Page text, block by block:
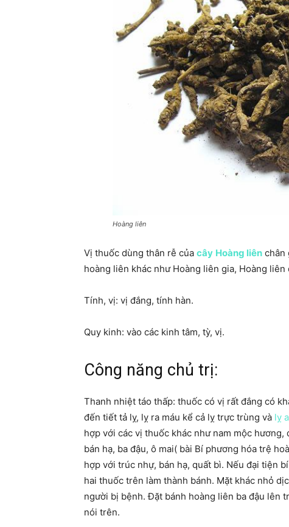
Hoàng liên
Vị thuốc dùng thân rễ của cây Hoàng liên chân
hoàng liên khác như Hoàng liên gia, Hoàng
Tính, vị: vị đắng, tính hàn.
Quy kinh: vào các kinh tâm, tỳ, vị.
Công năng chủ trị:
Thanh nhiệt táo thấp: thuốc có vị rất đắng có
đến tiết tả lỵ, lỵ ra máu kể cả lỵ trực trùng và lỵ
hợp với các vị thuốc khác như nam mộc
bán hạ, ba đậu, ô mai( bài Bí phương hóa trệ
hợp với trúc nhự, bán hạ, quất bì. Nếu đại tiện
hai thuốc trên làm thành bánh. Mặt khác nhỏ
người bị bệnh. Đặt bánh hoàng liên ba đậu lên
nói trên.